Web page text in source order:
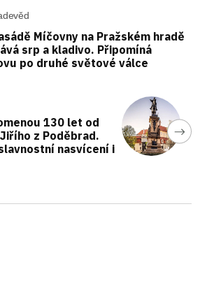
Míčovny na Pražském hradě
srp a kladivo. Připomíná
po druhé světové válce
130 let od
z Poděbrad.
nasvícení i